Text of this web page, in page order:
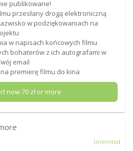
publikowane!
przesłany drogą elektroniczną
w podziękowaniach na
w napisach końcowych filmu
bohaterów z ich autografami w
email
premierę filmu do kina
now70 zł or more
Unlimited